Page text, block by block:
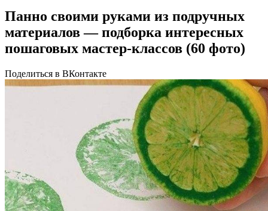
Панно своими руками из подручных
материалов — подборка интересных
пошаговых мастер-классов (60 фото)
Поделиться в ВКонтакте